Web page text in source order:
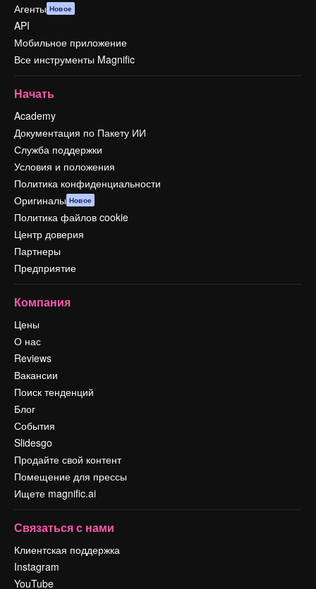
Агенты Новое
API
Мобильное приложение
Все инструменты Magnific
Начать
Academy
Документация по Пакету ИИ
Служба поддержки
Условия и положения
Политика конфиденциальности
Оригиналы Новое
Политика файлов cookie
Центр доверия
Партнеры
Предприятие
Компания
Цены
О нас
Reviews
Вакансии
Поиск тенденций
Блог
События
Slidesgo
Продайте свой контент
Помещение для прессы
Ищете magnific.ai
Связаться с нами
Клиентская поддержка
Instagram
YouTube